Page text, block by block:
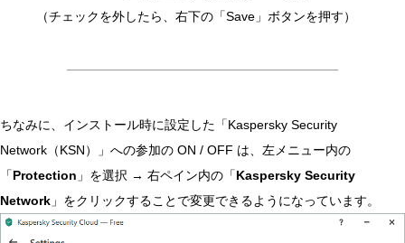
（チェックを外したら、右下の「Save」ボタンを押す）
ちなみに、インストール時に設定した「Kaspersky Security
Network（KSN）」への参加の ON / OFF は、左メニュー内の
「Protection 」を選択 → 右ペイン内の「Kaspersky Security
Network 」をクリックすることで変更できるようになっています。